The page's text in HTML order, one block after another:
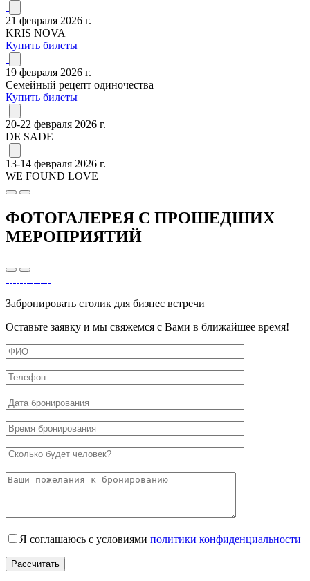
21 февраля 2026 г.
KRIS NOVA
Купить билеты
19 февраля 2026 г.
Семейный рецепт одиночества
Купить билеты
20-22 февраля 2026 г.
DE SADE
13-14 февраля 2026 г.
WE FOUND LOVE
ФОТОГАЛЕРЕЯ С ПРОШЕДШИХ
МЕРОПРИЯТИЙ
Забронировать столик для бизнес встречи
Оставьте заявку и мы свяжемся с Вами в ближайшее время!
Я соглашаюсь с условиями политики конфиденциальности